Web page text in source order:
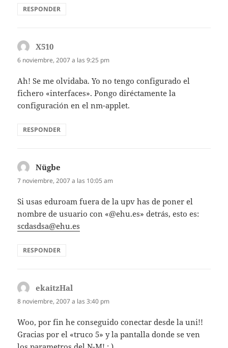
RESPONDER
X510
6 noviembre, 2007 a las 9:25 pm
Ah! Se me olvidaba. Yo no tengo configurado el
fichero «interfaces». Pongo diréctamente la
configuración en el nm-applet.
RESPONDER
Nügbe
7 noviembre, 2007 a las 10:05 am
Si usas eduroam fuera de la upv has de poner el
nombre de usuario con «@ehu.es» detrás, esto es:
scdasdsa@ehu.es
RESPONDER
ekaitzHal
8 noviembre, 2007 a las 3:40 pm
Woo, por fin he conseguido conectar desde la uni!!
Gracias por el «truco 5» y la pantalla donde se ven